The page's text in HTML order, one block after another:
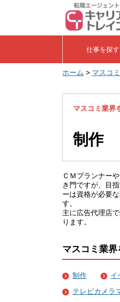
仕事を探す
ホーム > マスコ
マスコミ業界
制作
ＣＭプランナー
き門ですが、目
ーは資格が必要
す。
主に広告代理店
ります。
マスコミ業
制作 イ
テレビカメラ